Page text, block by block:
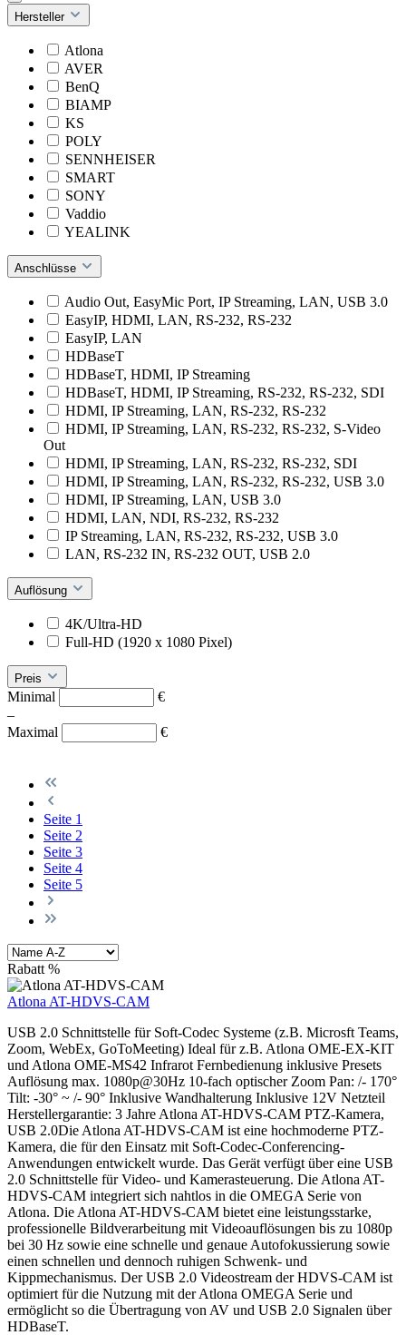
Hersteller
Atlona
AVER
BenQ
BIAMP
KS
POLY
SENNHEISER
SMART
SONY
Vaddio
YEALINK
Anschlüsse
Audio Out, EasyMic Port, IP Streaming, LAN, USB 3.0
EasyIP, HDMI, LAN, RS-232, RS-232
EasyIP, LAN
HDBaseT
HDBaseT, HDMI, IP Streaming
HDBaseT, HDMI, IP Streaming, RS-232, RS-232, SDI
HDMI, IP Streaming, LAN, RS-232, RS-232
HDMI, IP Streaming, LAN, RS-232, RS-232, S-Video
Out
HDMI, IP Streaming, LAN, RS-232, RS-232, SDI
HDMI, IP Streaming, LAN, RS-232, RS-232, USB 3.0
HDMI, IP Streaming, LAN, USB 3.0
HDMI, LAN, NDI, RS-232, RS-232
IP Streaming, LAN, RS-232, RS-232, USB 3.0
LAN, RS-232 IN, RS-232 OUT, USB 2.0
Auflösung
4K/Ultra-HD
Full-HD (1920 x 1080 Pixel)
Preis
Minimal
€
–
Maximal
€
Seite 1
Seite 2
Seite 3
Seite 4
Seite 5
Rabatt %
Atlona AT-HDVS-CAM
USB 2.0 Schnittstelle für Soft-Codec Systeme (z.B. Microsft Teams,
Zoom, WebEx, GoToMeeting) Ideal für z.B. Atlona OME-EX-KIT
und Atlona OME-MS42 Infrarot Fernbedienung inklusive Presets
Auflösung max. 1080p@30Hz 10-fach optischer Zoom Pan: /- 170°
Tilt: -30° ~ /- 90° Inklusive Wandhalterung Inklusive 12V Netzteil
Herstellergarantie: 3 Jahre Atlona AT-HDVS-CAM PTZ-Kamera,
USB 2.0Die Atlona AT-HDVS-CAM ist eine hochmoderne PTZ-
Kamera, die für den Einsatz mit Soft-Codec-Conferencing-
Anwendungen entwickelt wurde. Das Gerät verfügt über eine USB
2.0 Schnittstelle für Video- und Kamerasteuerung. Die Atlona AT-
HDVS-CAM integriert sich nahtlos in die OMEGA Serie von
Atlona. Die Atlona AT-HDVS-CAM bietet eine leistungsstarke,
professionelle Bildverarbeitung mit Videoauflösungen bis zu 1080p
bei 30 Hz sowie eine schnelle und genaue Autofokussierung sowie
einen schnellen und dennoch ruhigen Schwenk- und
Kippmechanismus. Der USB 2.0 Videostream der HDVS-CAM ist
optimiert für die Nutzung mit der Atlona OMEGA Serie und
ermöglicht so die Übertragung von AV und USB 2.0 Signalen über
HDBaseT.